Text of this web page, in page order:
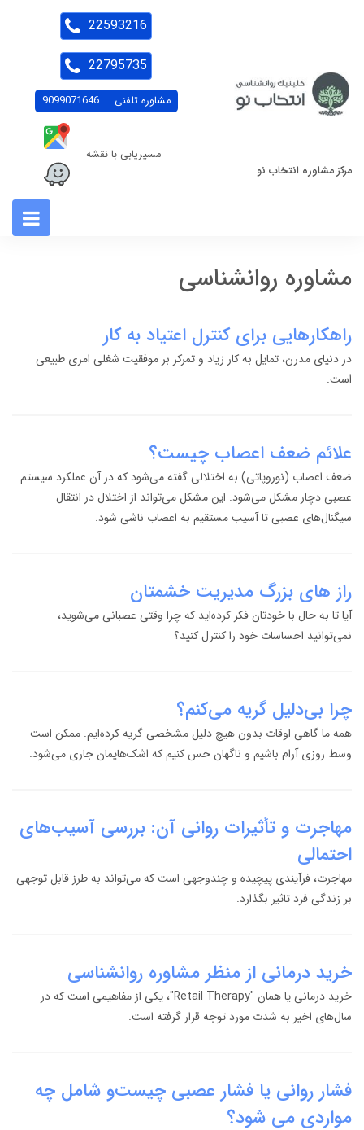
مرکز مشاوره انتخاب نو
مشاوره تلفنی 9099071646
مسیریابی با نقشه
22593216
22795735
مشاوره روانشناسی
راهکارهایی برای کنترل اعتیاد به کار
در دنیای مدرن، تمایل به کار زیاد و تمرکز بر موفقیت شغلی امری طبیعی
است.
علائم ضعف اعصاب چیست؟
ضعف اعصاب (نوروپاتی) به اختلالی گفته می‌شود که در آن عملکرد سیستم
عصبی دچار مشکل می‌شود. این مشکل می‌تواند از اختلال در انتقال
سیگنال‌های عصبی تا آسیب مستقیم به اعصاب ناشی شود.
راز های بزرگ مدیریت خشمتان
آیا تا به حال با خودتان فکر کرده‌اید که چرا وقتی عصبانی می‌شوید،
نمی‌توانید احساسات خود را کنترل کنید؟
چرا بی‌دلیل گریه می‌کنم؟
همه ما گاهی اوقات بدون هیچ دلیل مشخصی گریه کرده‌ایم. ممکن است
وسط روزی آرام باشیم و ناگهان حس کنیم که اشک‌هایمان جاری می‌شود.
مهاجرت و تأثیرات روانی آن: بررسی آسیب‌های
احتمالی
مهاجرت، فرآیندی پیچیده و چندوجهی است که می‌تواند به طرز قابل توجهی
بر زندگی فرد تاثیر بگذارد.
خرید درمانی از منظر مشاوره روانشناسی
خرید درمانی یا همان "Retail Therapy"، یکی از مفاهیمی است که در
سال‌های اخیر به شدت مورد توجه قرار گرفته است.
فشار روانی یا فشار عصبی چیست‌و شامل چه
مواردی می شود؟